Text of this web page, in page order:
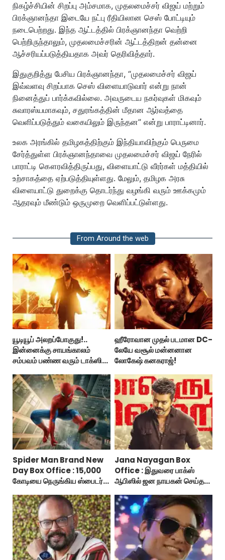
நிகழ்ச்சியின் சிறப்பு அம்சமாக, முதலமைச்சர் விஜய் மற்றும்
பிரக்ஞானந்தா இடையே நட்பு ரீதியிலான செஸ் போட்டியும்
நடைபெற்றது. இந்த ஆட்டத்தில் பிரக்ஞானந்தா வெற்றி
பெற்றிருந்தாலும், முதலமைச்சரின் ஆட்டத்திறன் தன்னை
ஆச்சரியப்படுத்தியதாக அவர் தெரிவித்தார்.
இதுகுறித்து பேசிய பிரக்ஞானந்தா, “முதலமைச்சர் விஜய்
இவ்வளவு சிறப்பாக செஸ் விளையாடுவார் என்று நான்
நினைத்துப் பார்க்கவில்லை. அவருடைய நகர்வுகள் மிகவும்
சுவாரஸ்யமாகவும், சதுரங்கத்தின் மீதான ஆர்வத்தை
வெளிப்படுத்தும் வகையிலும் இருந்தன” என்று பாராட்டினார்.
உலக அரங்கில் தமிழகத்திற்கும் இந்தியாவிற்கும் பெருமை
சேர்த்துள்ள பிரக்ஞானந்தாவை முதலமைச்சர் விஜய் நேரில்
பாராட்டி கௌரவித்திருப்பது, விளையாட்டு வீரர்கள் மத்தியில்
உற்சாகத்தை ஏற்படுத்தியுள்ளது. மேலும், தமிழக அரசு
விளையாட்டு துறைக்கு தொடர்ந்து வழங்கி வரும் ஊக்கமும்
ஆதரவும் மீண்டும் ஒருமுறை வெளிப்பட்டுள்ளது.
From Around the web
யூடியூப் அலறப்போகுது!..
இன்னைக்கு சாயங்காலம்
சம்பவம் பண்ண வரும் டாக்ஸிக்
ஹீரோவான முதல் படமான DC-
லேயே வசூல் மன்னனான
லோகேஷ் கனகராஜ்!
Spider Man Brand New
Day Box Office : 15,000
கோடியை நெருங்கிய ஸ்பைடர்
Jana Nayagan Box
Office : இதுவரை பாக்ஸ்
ஆபிஸில் ஜன நாயகன் செய்த